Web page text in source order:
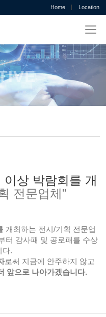
Home Location
이상 박람회를 개
전문업체"
개최하는 전시/기획 전문업
터 감사패 및 공로패를 수상
다.
로써 지금에 안주하지 않고
앞으로 나아가겠습니다.